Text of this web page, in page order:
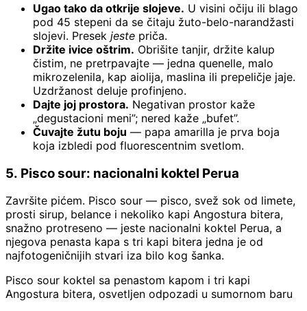
Ugao tako da otkrije slojeve. U visini očiju ili blago
pod 45 stepeni da se čitaju žuto-belo-narandžasti
slojevi. Presek jeste priča.
Držite ivice oštrim. Obrišite tanjir, držite kalup
čistim, ne pretrpavajte — jedna quenelle, malo
mikrozelenila, kap aiolija, maslina ili prepeličje jaje.
Uzdržanost deluje profinjeno.
Dajte joj prostora. Negativan prostor kaže
„degustacioni meni”; nered kaže „bufet”.
Čuvajte žutu boju — papa amarilla je prva boja
koja izbledi pod fluorescentnim svetlom.
5. Pisco sour: nacionalni koktel Perua
Završite pićem. Pisco sour — pisco, svež sok od limete,
prosti sirup, belance i nekoliko kapi Angostura bitera,
snažno protreseno — jeste nacionalni koktel Perua, a
njegova penasta kapa s tri kapi bitera jedna je od
najfotogeničnijih stvari iza bilo kog šanka.
Pisco sour koktel sa penastom kapom i tri kapi
Angostura bitera, osvetljen odpozadi u sumornom baru